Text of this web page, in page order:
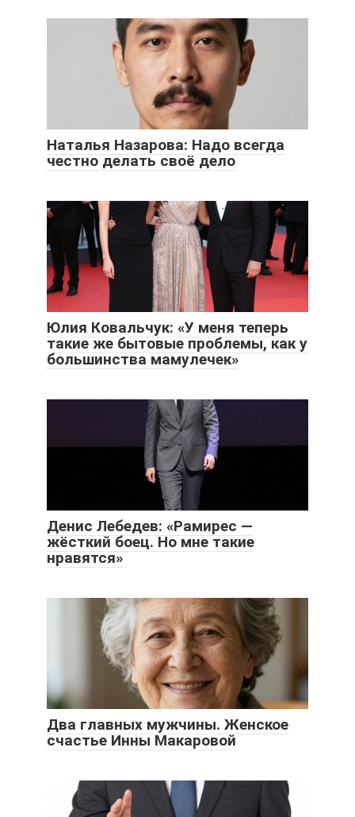
Наталья Назарова: Надо всегда
честно делать своё дело
Юлия Ковальчук: «У меня теперь
такие же бытовые проблемы, как у
большинства мамулечек»
Денис Лебедев: «Рамирес —
жёсткий боец. Но мне такие
нравятся»
Два главных мужчины. Женское
счастье Инны Макаровой